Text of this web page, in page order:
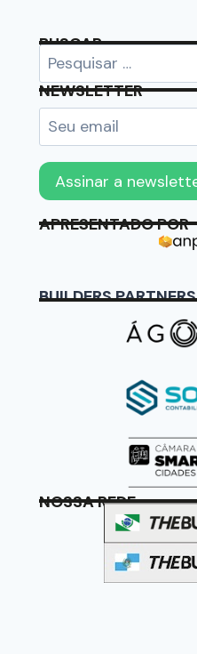
BUSCAR
NEWSLETTER
APRESENTADO POR
BUILDERS PARTNERS
NOSSA REDE